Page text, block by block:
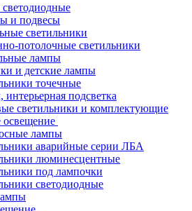
и подвесы
светильники
потолочные светильники
лампы
и детские лампы
точечные
подсветка
светильники и комплектующие
освещение
лампы
аварийные серии ЛБА
люминесцентные
под лампочки
светодиодные